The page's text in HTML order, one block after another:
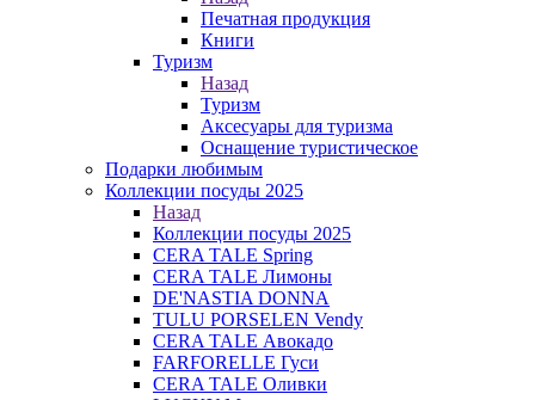
Печатная продукция
Книги
Туризм
Назад
Туризм
Аксесуары для туризма
Оснащение туристическое
Подарки любимым
Коллекции посуды 2025
Назад
Коллекции посуды 2025
CERA TALE Spring
CERA TALE Лимоны
DE'NASTIA DONNA
TULU PORSELEN Vendy
CERA TALE Авокадо
FARFORELLE Гуси
CERA TALE Оливки